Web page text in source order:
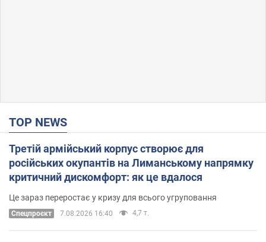
TOP NEWS
Третій армійський корпус створює для
російських окупантів на Лиманському напрямку
критичний дискомфорт: як це вдалося
Це зараз переростає у кризу для всього угруповання
Cпецпроєкт 7.08.2026 16:40 4,7 т.